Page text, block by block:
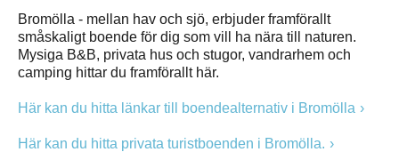
Bromölla - mellan hav och sjö, erbjuder framförallt
småskaligt boende för dig som vill ha nära till naturen.
Mysiga B&B, privata hus och stugor, vandrarhem och
camping hittar du framförallt här.
Här kan du hitta länkar till boendealternativ i Bromölla
Här kan du hitta privata turistboenden i Bromölla.